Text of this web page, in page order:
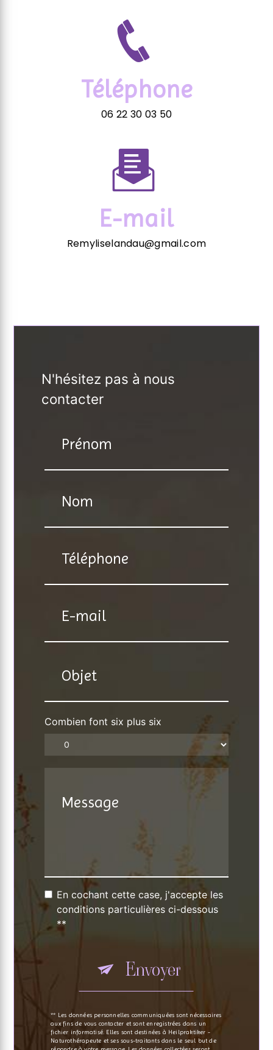
Téléphone
06 22 30 03 50
E-mail
Remyliselandau@gmail.com
N'hésitez pas à nous
contacter
Combien font six plus six
En cochant cette case, j'accepte les
conditions particulières ci-dessous
**
Envoyer
** Les données personnelles communiquées sont nécessaires
aux fins de vous contacter et sont enregistrées dans un
fichier informatisé. Elles sont destinées à Heilpraktiker -
Naturothérapeute et ses sous-traitants dans le seul but de